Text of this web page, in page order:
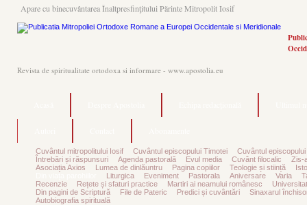
Apare cu binecuvântarea Înaltpresfinţitului Părinte Mitropolit Iosif
Revista de spiritualitate ortodoxa si informare - www.apostolia.eu
Cuvântul mitropolitului Iosif Cuvântul episcopului Timotei
Cuvântul episcopului
Întrebări și răspunsuri
Agenda pastorală Evul media Cuvânt filocalic
Zis-
Asociația Axios
Lumea de dinlăuntru Pagina copiilor Teologie și stiință
Liturgica Eveniment Pastorala Aniversare Varia
Recenzie
Rețete și sfaturi practice Martiri ai neamului românesc
Din pagini de Scriptură
File de Pateric Predici și cuvântări
Sinaxarul
Autobiografia spirituală